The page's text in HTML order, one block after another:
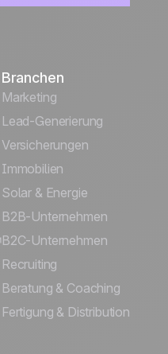
Branchen
Marketing
Lead-Generierung
Versicherungen
Immobilien
Solar & Energie
B2B-Unternehmen
B2C-Unternehmen
Recruiting
Beratung & Coaching
Fertigung & Distribution